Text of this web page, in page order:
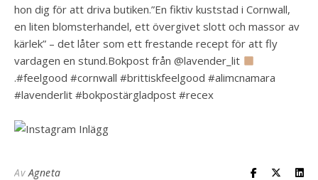
hon dig för att driva butiken.”En fiktiv kuststad i Cornwall,
en liten blomsterhandel, ett övergivet slott och massor av
kärlek” – det låter som ett frestande recept för att fly
vardagen en stund.Bokpost från @lavender_lit
.#feelgood #cornwall #brittiskfeelgood #alimcnamara
#lavenderlit #bokpostärgladpost #recex
AvAgneta